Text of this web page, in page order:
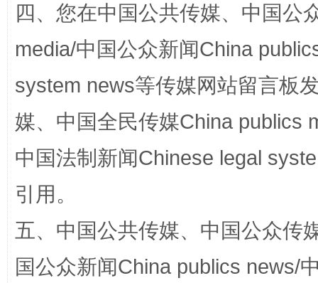
完善运行机制助力责任有效落实 一纸欠
四、您在中国公共传媒、中国公
media/中国公众新闻China
system news等传媒网站留言板
媒、中国全民传媒China publics
中国法制新闻Chinese legal
引用。
五、中国公共传媒、中国公众传
国公众新闻China publics news/